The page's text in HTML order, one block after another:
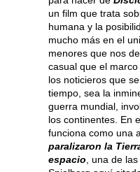
un film que trata
humana y la
mucho más en el
menores que nos
casual que el
los noticieros que
tiempo, sea la
guerra mundial,
los continentes. En
funciona como una
paralizaron la
espacio , una de